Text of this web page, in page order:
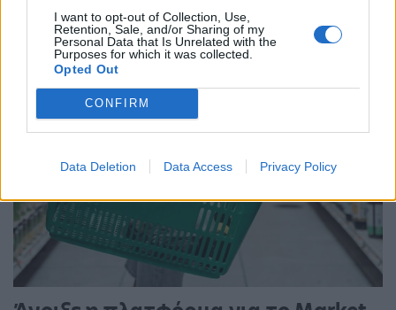
I want to opt-out of Collection, Use,
Retention, Sale, and/or Sharing of my
Personal Data that Is Unrelated with the
Purposes for which it was collected.
Opted Out
CONFIRM
Data Deletion Data Access Privacy Policy
σνακ
18:11 - 15 Σεπτεμβρίου 2023